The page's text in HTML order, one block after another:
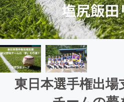
東日本選手権出場